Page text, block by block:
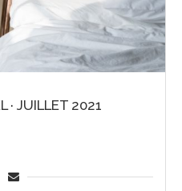
· JUILLET 2021